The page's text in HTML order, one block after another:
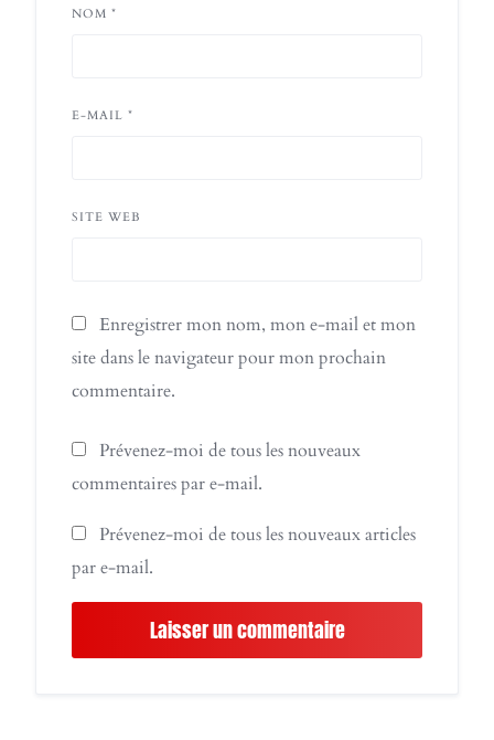
NOM *
E-MAIL *
SITE WEB
Enregistrer mon nom, mon e-mail et mon
site dans le navigateur pour mon prochain
commentaire.
Prévenez-moi de tous les nouveaux
commentaires par e-mail.
Prévenez-moi de tous les nouveaux articles
par e-mail.